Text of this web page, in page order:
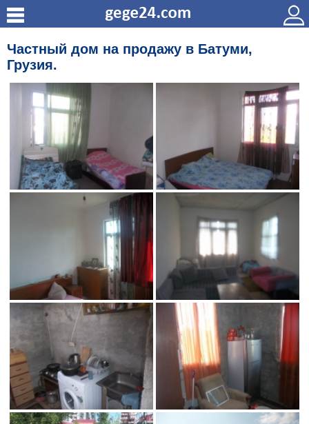
Частный дом на продажу в Батуми,
Грузия.